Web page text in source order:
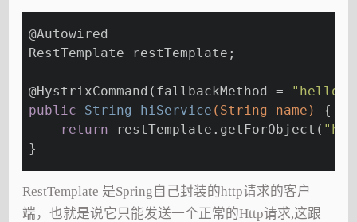
@Autowired
RestTemplate restTemplate;
@HystrixCommand (fallbackMethod =
public String hiService (String name)
{
return restTemplate.getForObject(
}
RestTemplate 是Spring自己封装的http请求的客户
端，也就是说它只能发送一个正常的Http请求,这跟